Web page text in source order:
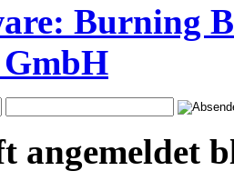
Burning
angemeldet